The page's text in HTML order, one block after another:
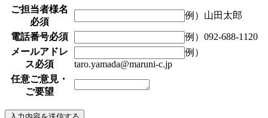
ご担当者様名
必須
例）山田太郎
電話番号必須
例）092-688-1120
メールアドレ
ス必須
例）
taro.yamada@maruni-c.jp
任意ご意見・
ご要望